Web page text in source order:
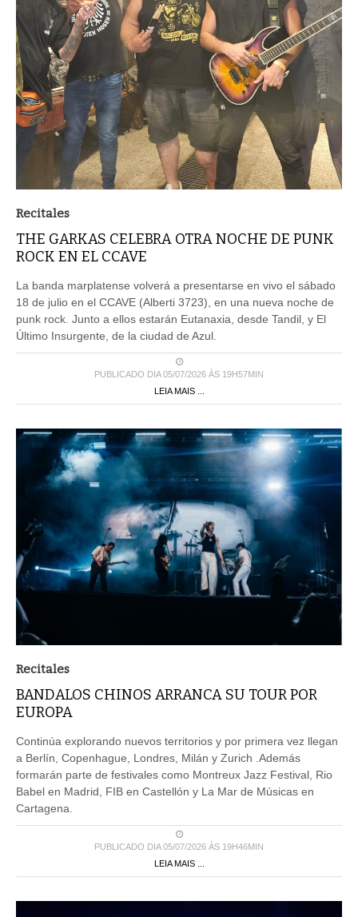
Recitales
THE GARKAS CELEBRA OTRA NOCHE DE PUNK
ROCK EN EL CCAVE
La banda marplatense volverá a presentarse en vivo el sábado
18 de julio en el CCAVE (Alberti 3723), en una nueva noche de
punk rock. Junto a ellos estarán Eutanaxia, desde Tandil, y El
Último Insurgente, de la ciudad de Azul.
PUBLICADO DIA 05/07/2026 ÀS 19H57MIN
LEIA MAIS ...
Recitales
BANDALOS CHINOS ARRANCA SU TOUR POR
EUROPA
Continúa explorando nuevos territorios y por primera vez llegan
a Berlín, Copenhague, Londres, Milán y Zurich .Además
formarán parte de festivales como Montreux Jazz Festival, Rio
Babel en Madrid, FIB en Castellón y La Mar de Músicas en
Cartagena.
PUBLICADO DIA 05/07/2026 ÀS 19H46MIN
LEIA MAIS ...